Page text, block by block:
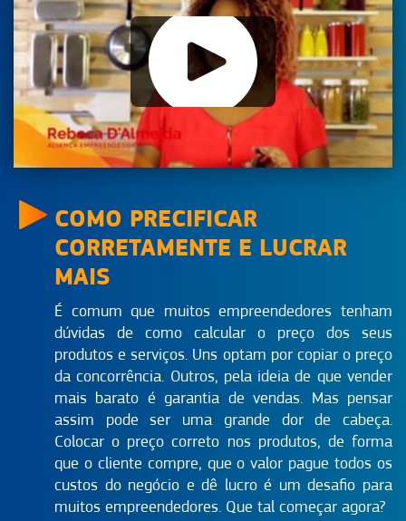
COMO PRECIFICAR
CORRETAMENTE E LUCRAR
MAIS
É comum que muitos empreendedores tenham
dúvidas de como calcular o preço dos seus
produtos e serviços. Uns optam por copiar o preço
da concorrência. Outros, pela ideia de que vender
mais barato é garantia de vendas. Mas pensar
assim pode ser uma grande dor de cabeça.
Colocar o preço correto nos produtos, de forma
que o cliente compre, que o valor pague todos os
custos do negócio e dê lucro é um desafio para
muitos empreendedores. Que tal começar agora?